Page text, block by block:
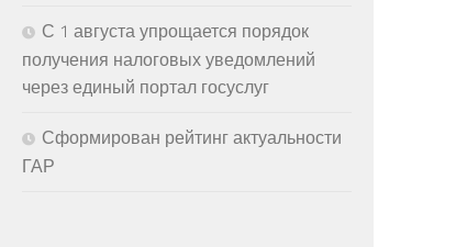
С 1 августа упрощается порядок
получения налоговых уведомлений
через единый портал госуслуг
Сформирован рейтинг актуальности
ГАР